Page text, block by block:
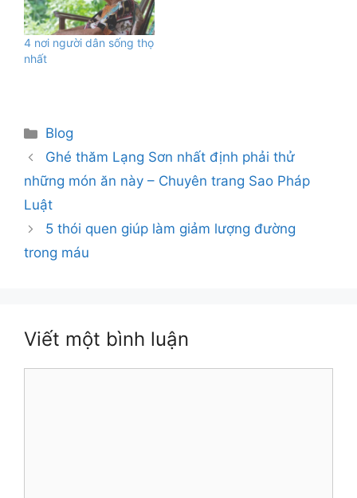
4 nơi người dân sống thọ
nhất
Danh
mục
Blog
Ghé thăm Lạng Sơn nhất định phải thử
những món ăn này – Chuyên trang Sao Pháp
Luật
5 thói quen giúp làm giảm lượng đường
trong máu
Viết một bình luận